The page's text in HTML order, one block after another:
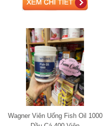
Wagner Viên Uống Fish Oil 1000